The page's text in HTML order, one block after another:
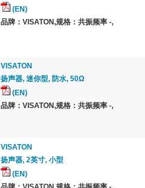
(EN)
品牌：VISATON,规格：共振频率 -,
VISATON
扬声器, 迷你型, 防水, 50Ω
(EN)
品牌：VISATON,规格：共振频率 -,
VISATON
扬声器, 2英寸, 小型
(EN)